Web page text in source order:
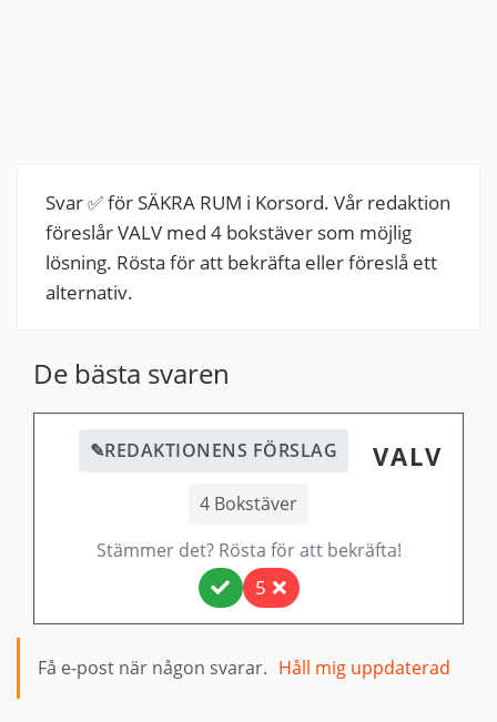
Svar ✅ för SÄKRA RUM i Korsord. Vår redaktion
föreslår VALV med 4 bokstäver som möjlig
lösning. Rösta för att bekräfta eller föreslå ett
alternativ.
De bästa svaren
✎REDAKTIONENS FÖRSLAG VALV
4 Bokstäver
Stämmer det? Rösta för att bekräfta!
5
Få e-post när någon svarar. Håll mig uppdaterad